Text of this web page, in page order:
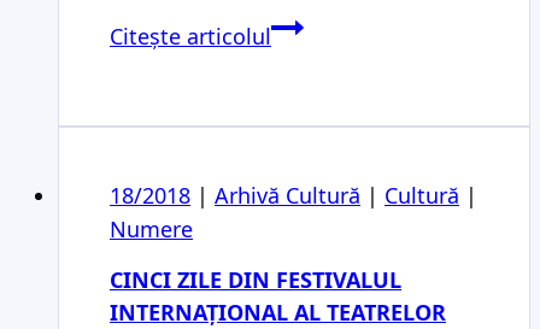
Citește articolul„Regatul
comedie
la
Giurgiu
18/2018 | Arhivă Cultură | Cultură |
Numere
CINCI ZILE DIN FESTIVALUL
INTERNAŢIONAL AL TEATRELOR